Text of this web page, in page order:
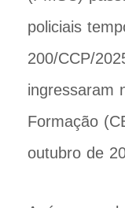
policiais
200/CCP/
ingressaram
Formação
outubro de